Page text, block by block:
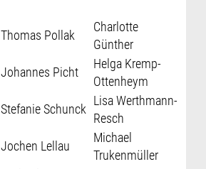
Thomas Pollak
Charlotte
Günther
Johannes Picht
Helga Kremp-
Ottenheym
Stefanie Schunck
Lisa Werthmann-
Resch
Jochen Lellau
Michael
Trukenmüller